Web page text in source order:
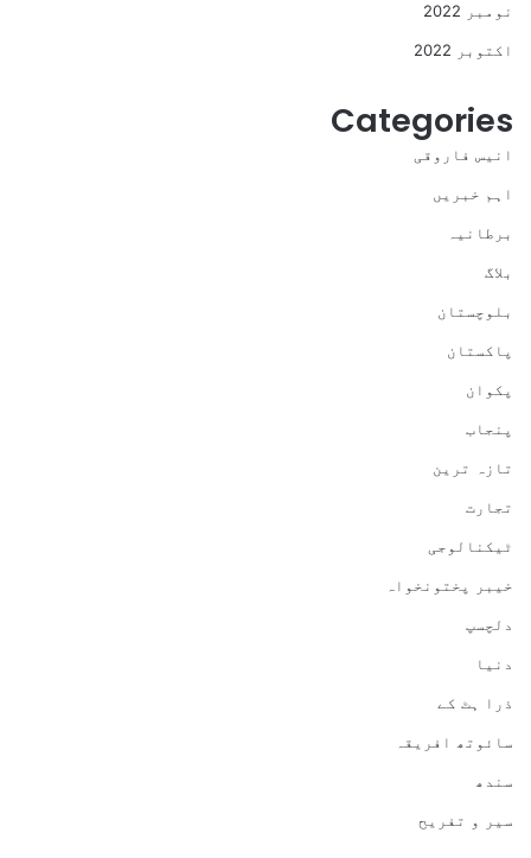
نومبر 2022
اکتوبر 2022
Categories
انیس فاروقی
اہم خبریں
برطانیہ
بلاگ
بلوچستان
پاکستان
پکوان
پنجاب
تازہ ترین
تجارت
ٹیکنالوجی
خیبر پختونخواہ
دلچسپ
دنیا
ذرا ہٹ کے
سائوتھ افریقہ
سندھ
سیر و تفریح